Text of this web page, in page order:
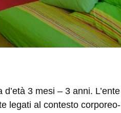
3 mesi – 3 anni. L’ente
legati al contesto corporeo-